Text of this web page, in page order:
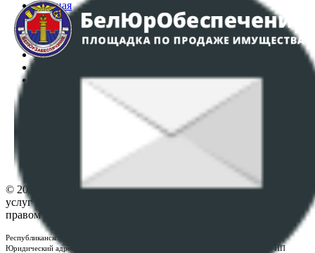
Главная
Аукционы
Интернет-магазин
Регламент организации и проведения торгов
Политика в отношении обработки персональных
ПОЛОЖЕНИЕ О ПОЛИТИКЕ ОБРАБОТКИ COOKIE-
Настройки cookie-файлов
© 2026 Республиканское унитарное предприятие по оказанию
услуг "БелЮрОбеспечение" - Все права защищены авторским
правом
Республиканское унитарное предприятие по оказанию услуг "БелЮрОбеспечение"
Юридический адрес: г. Минск, пр-т. Дзержинского, 1Б, e-mail:
, УНП